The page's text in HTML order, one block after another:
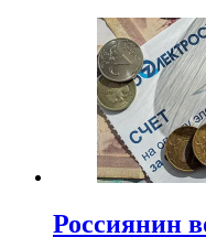
Россиянин